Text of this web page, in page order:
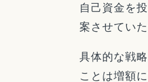
自己資金を
案させてい
具体的な戦
ことは増額